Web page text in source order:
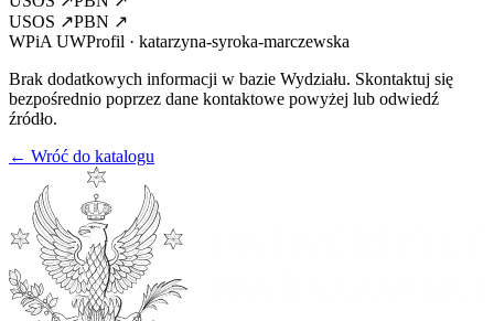
USOS ↗PBN ↗
WPiA UWProfil · katarzyna-syroka-marczewska
Brak dodatkowych informacji w bazie Wydziału. Skontaktuj się
bezpośrednio poprzez dane kontaktowe powyżej lub odwiedź
źródło.
← Wróć do katalogu